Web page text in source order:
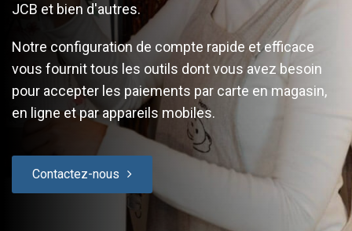
JCB et bien d'autres.
Notre configuration de compte rapide et efficace
vous fournit tous les outils dont vous avez besoin
pour accepter les paiements par carte en magasin,
en ligne et par appareils mobiles.
Contactez-nous